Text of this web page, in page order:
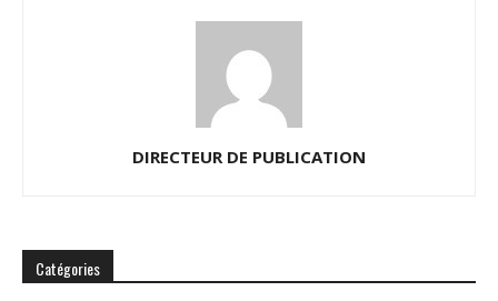
DIRECTEUR DE PUBLICATION
Catégories